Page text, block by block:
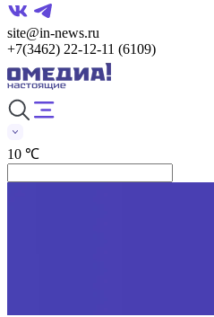
site@in-news.ru
+7(3462) 22-12-11 (6109)
10 ℃